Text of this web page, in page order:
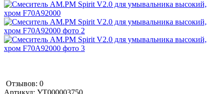
Отзывов: 0
Артикул: УТ000003750